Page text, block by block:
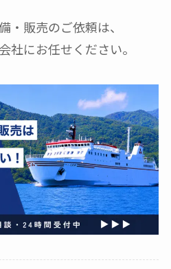
・販売のご依頼は、
社にお任せください。